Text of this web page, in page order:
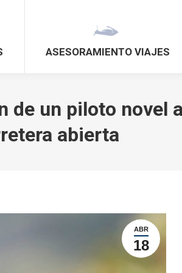
ASESORAMIENTO VIAJES
un piloto novel
abierta
ABR
18